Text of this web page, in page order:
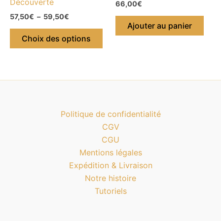
57,50€ – 59,50€
Choix des options
page
du
66,00€
Ajouter au panier
Politique de confidentialité
CGV
CGU
Mentions légales
Expédition & Livraison
Notre histoire
Tutoriels